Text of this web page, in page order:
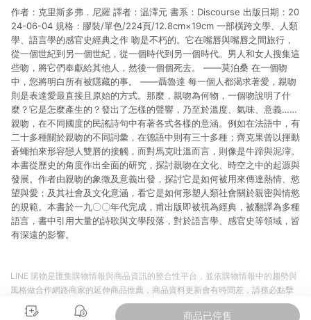
市場 45 天內完成訂單出貨及結帳，則不符合贈點資格。 (4) 如
使用APP、或中途瀏覽比價網、回饋網、Google等其他網頁、或
由網頁版(電腦版/手機版網頁)切換為App都將會造成追蹤中斷而
無法進行 LINE POINTS 回饋。 (5) LINE 購物為購物資訊整合性
平台，商品資料更新會有時間差，如顯示之商品規格、顏色、價
位、贈品與台灣樂天市場銷售網頁不符，以銷售網頁標示為準。
(6) 導購訂單已逾 365 天，根據台灣樂天回饋規定，逾期訂單將
不符合回饋資格。 (7) 若上述或其他原因，致使消費者無接收到
點數回饋或點數回饋有爭議，台灣樂天市場保有更改條款與法律
追訴之權利，活動詳情以樂天市場網站公告為準。
作者：克里斯多弗．尼羅 譯者：温澤元 書系：Discourse 出版日期：20
24-06-04 規格：膠裝/單色/224頁/12.8cm×19cm 一部橫跨文學、人類
學、語言學的感官史經典之作 吻是不朽的。它在嘴唇與嘴唇之間旅行，
從一個世紀到另一個世紀，從一個時代到另一個時代。男人和女人搜集這
些吻，將它們奉獻給其他人，然後一個個死去。 ——莫泊桑 在一個吻
中，您將明白所有被隱藏的事。 ——聶魯達 每一個人都渴求著愛，親吻
則是表達愛最直接且原始的方式。那麼，親吻為何物，一個吻說明了什
麼？它是怎麼產生的？發出了怎樣的聲響，乃至於溫度、氣味、意義……
親吻，在不同國度的民謠詩句中有著各式各樣的意涵。例如在法語中，有
二十多種關於親吻的不同詞彙，在德語中則有三十多種；齊克果曾以揮動
蒼蠅拍來形容戀人雙唇的接觸，而對馬克吐溫而言，則像是牛蹄與泥濘。
本書從歷史的角度作出全面的研究，探討親吻在文化、時空之中的起源與
發展。作者由親吻的象徵及意義出發，探討它是如何被用來傳達熱情、慾
望與愛；及其社會及文化意涵，看它是如何形塑人類社會關於親密與情慾
的規範。本書於一九〇〇年代完成，甫出版即被視為經典，被翻譯為多種
語言，書中引用大量的詩歌與文學段落，對於語言學、感官史等領域，皆
有深遠的影響。
商品已停售
LINE 購物是匯集購物情報與商品資訊的整合性平台，並依購物情報中的趨勢與
風格做合作網路商家的延伸商品推薦，商品資料更新會有時間差，請務必點擊
商品至各合作網路商家，確認現售價與購物條件，一切資訊以合作廠商網頁為
準。